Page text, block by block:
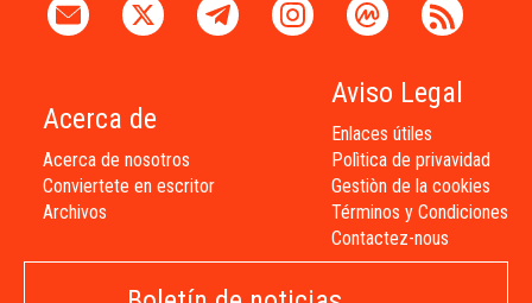
Acerca de
Acerca de nosotros
Conviertete en escritor
Archivos
Aviso Legal
Enlaces útiles
Polìtica de privavidad
Gestiòn de la cookies
Términos y Condiciones
Contactez-nous